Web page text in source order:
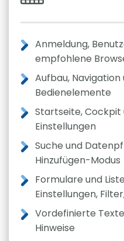
Anmeldung,
empfohlene
Aufbau,
Bedienelemente
Startseite, Cockpit
Einstellungen
Suche und
Hinzufügen-Modus
Formulare und
Einstellungen,
Vordefinierte
Hinweise